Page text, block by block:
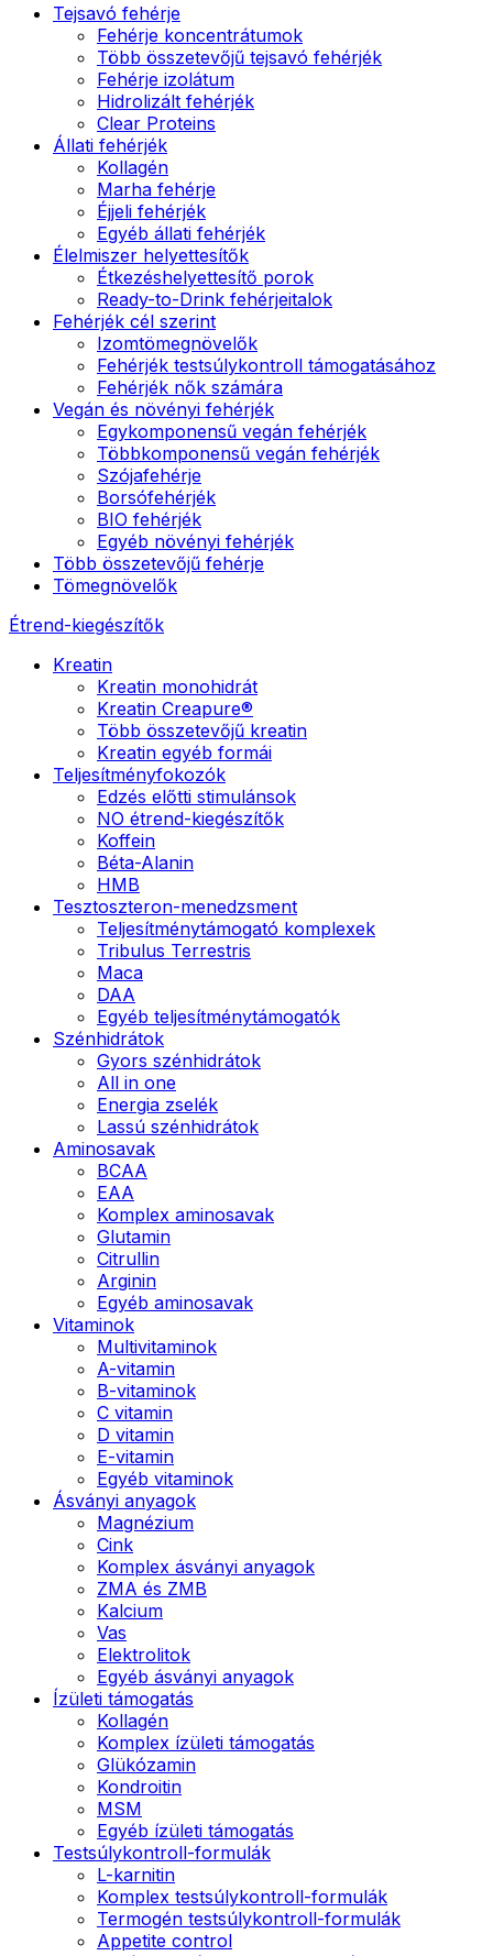
Tejsavó fehérje
Fehérje koncentrátumok
Több összetevőjű tejsavó fehérjék
Fehérje izolátum
Hidrolizált fehérjék
Clear Proteins
Állati fehérjék
Kollagén
Marha fehérje
Éjjeli fehérjék
Egyéb állati fehérjék
Élelmiszer helyettesítők
Étkezéshelyettesítő porok
Ready-to-Drink fehérjeitalok
Fehérjék cél szerint
Izomtömegnövelők
Fehérjék testsúlykontroll támogatásához
Fehérjék nők számára
Vegán és növényi fehérjék
Egykomponensű vegán fehérjék
Többkomponensű vegán fehérjék
Szójafehérje
Borsófehérjék
BIO fehérjék
Egyéb növényi fehérjék
Több összetevőjű fehérje
Tömegnövelők
Étrend-kiegészítők
Kreatin
Kreatin monohidrát
Kreatin Creapure®
Több összetevőjű kreatin
Kreatin egyéb formái
Teljesítményfokozók
Edzés előtti stimulánsok
NO étrend-kiegészítők
Koffein
Béta-Alanin
HMB
Tesztoszteron-menedzsment
Teljesítménytámogató komplexek
Tribulus Terrestris
Maca
DAA
Egyéb teljesítménytámogatók
Szénhidrátok
Gyors szénhidrátok
All in one
Energia zselék
Lassú szénhidrátok
Aminosavak
BCAA
EAA
Komplex aminosavak
Glutamin
Citrullin
Arginin
Egyéb aminosavak
Vitaminok
Multivitaminok
A-vitamin
B-vitaminok
C vitamin
D vitamin
E-vitamin
Egyéb vitaminok
Ásványi anyagok
Magnézium
Cink
Komplex ásványi anyagok
ZMA és ZMB
Kalcium
Vas
Elektrolitok
Egyéb ásványi anyagok
Ízületi támogatás
Kollagén
Komplex ízületi támogatás
Glükózamin
Kondroitin
MSM
Egyéb ízületi támogatás
Testsúlykontroll-formulák
L-karnitin
Komplex testsúlykontroll-formulák
Termogén testsúlykontroll-formulák
Appetite control